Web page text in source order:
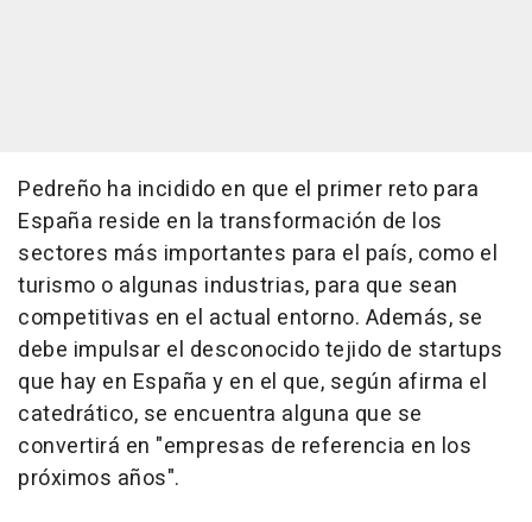
Pedreño ha incidido en que el primer reto para
España reside en la transformación de los
sectores más importantes para el país, como el
turismo o algunas industrias, para que sean
competitivas en el actual entorno. Además, se
debe impulsar el desconocido tejido de startups
que hay en España y en el que, según afirma el
catedrático, se encuentra alguna que se
convertirá en "empresas de referencia en los
próximos años".